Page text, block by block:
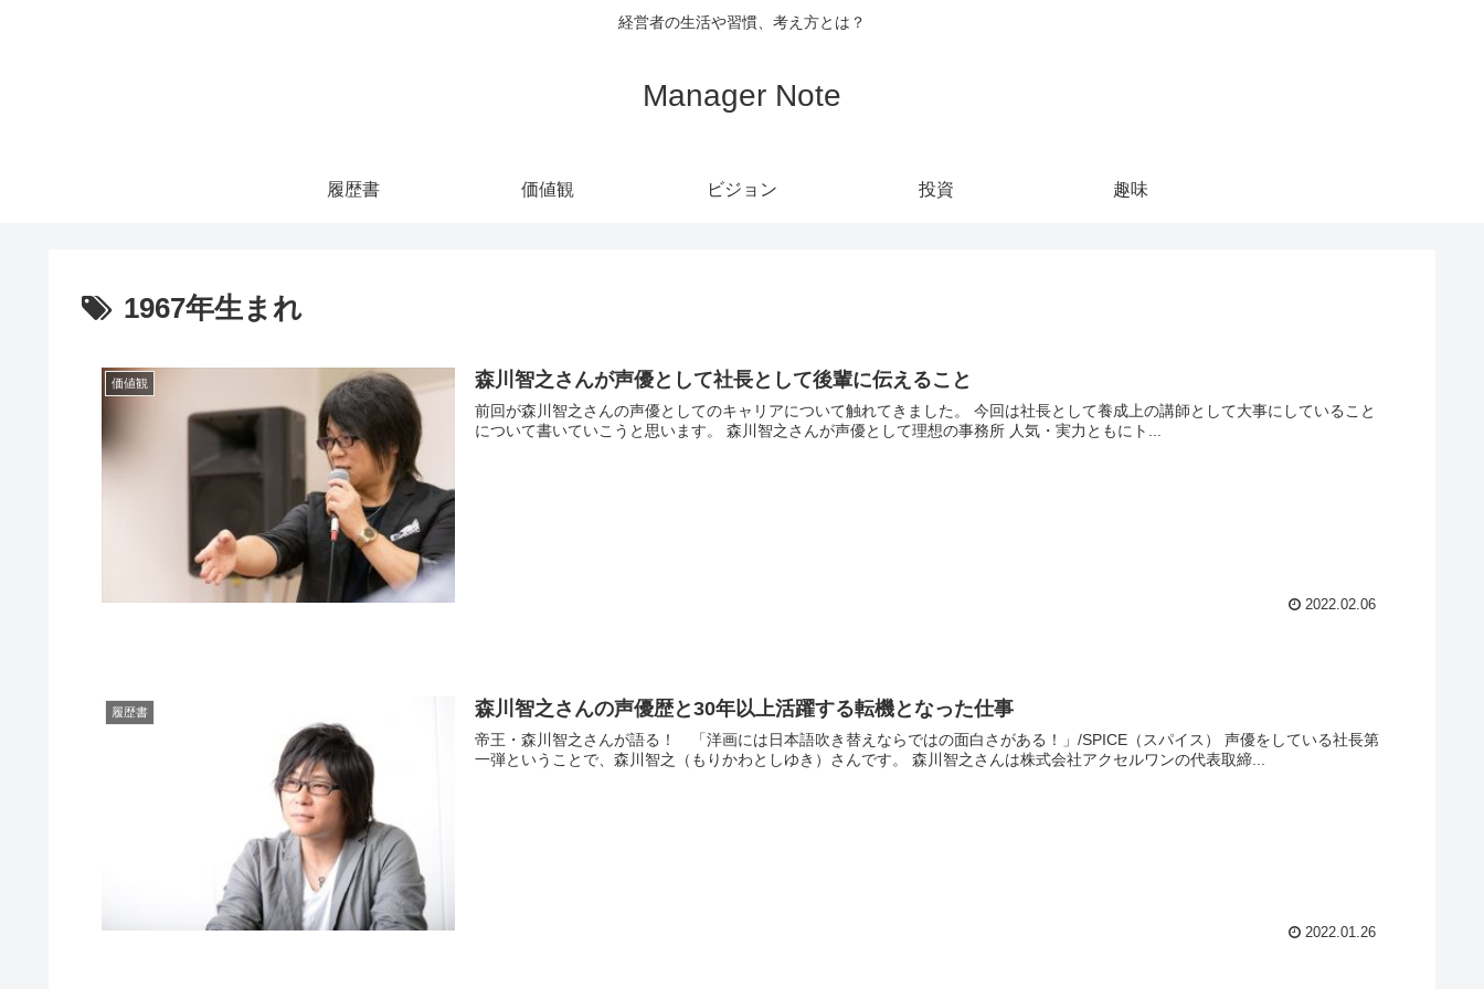
経営者の生活や習慣、考え方とは？
Manager Note
履歴書 価値観 ビジョン 投資 趣味
1967年生まれ
価値観 森川智之さんが声優として社長として後輩に伝えること
前回が森川智之さんの声優としてのキャリアについて触れてきました。 今回は社長として養成上の講師として大事にしていること
について書いていこうと思います。 森川智之さんが声優として理想の事務所 人気・実力ともにト...
2022.02.06
履歴書 森川智之さんの声優歴と30年以上活躍する転機となった仕事
帝王・森川智之さんが語る！ 「洋画には日本語吹き替えならではの面白さがある！」/SPICE（スパイス） 声優をしている社長第
一弾ということで、森川智之（もりかわとしゆき）さんです。 森川智之さんは株式会社アクセルワンの代表取締...
2022.01.26